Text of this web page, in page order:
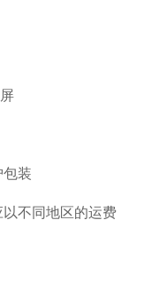
包装
不同地区的运费